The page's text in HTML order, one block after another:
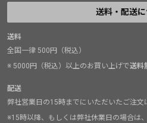
送料・配送
送料
全国一律 500円（税込）
※ 5000円（税込）以上のお買い上げで送料
配送
弊社営業日の15時までにいただいたご注文
※15時以降、もしくは弊社休業日の場合は